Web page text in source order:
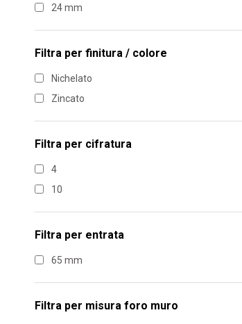
24 mm
Filtra per finitura / colore
Nichelato
Zincato
Filtra per cifratura
4
10
Filtra per entrata
65 mm
Filtra per misura foro muro